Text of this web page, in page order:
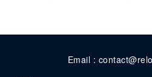
Email :